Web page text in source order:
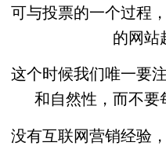
可与投票的一个过程
的网站
这个时候我们唯一要
和自然性，而不要
没有互联网营销经验